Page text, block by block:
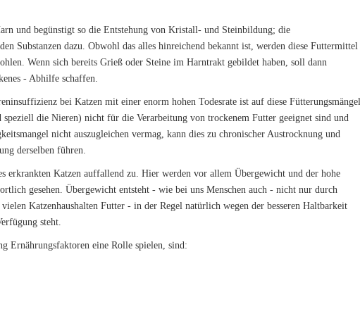
und begünstigt so die Entstehung von Kristall- und Steinbildung; die
Substanzen dazu. Obwohl das alles hinreichend bekannt ist, werden diese Futtermittel
Wenn sich bereits Grieß oder Steine im Harntrakt gebildet haben, soll dann
- Abhilfe schaffen.
bei Katzen mit einer enorm hohen Todesrate ist auf diese Fütterungsmängel
die Nieren) nicht für die Verarbeitung von trockenem Futter geeignet sind und
nicht auszugleichen vermag, kann dies zu chronischer Austrocknung und
derselben führen.
erkrankten Katzen auffallend zu. Hier werden vor allem Übergewicht und der hohe
gesehen. Übergewicht entsteht - wie bei uns Menschen auch - nicht nur durch
Katzenhaushalten Futter - in der Regel natürlich wegen der besseren Haltbarkeit
steht.
Ernährungsfaktoren eine Rolle spielen, sind: